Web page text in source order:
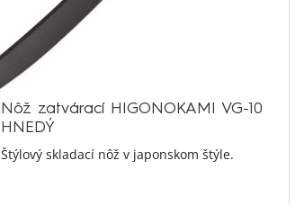
Nôž zatvárací HIGONOKAMI VG-10
HNEDÝ
Štýlový skladací nôž v japonskom štýle.